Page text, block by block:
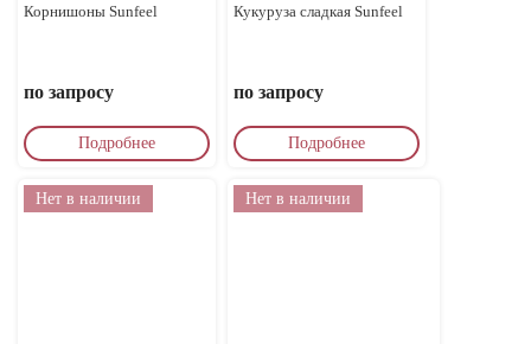
Корнишоны Sunfeel
по запросу
Подробнее
Кукуруза сладкая Sunfeel
по запросу
Подробнее
Нет в наличии Нет в наличии